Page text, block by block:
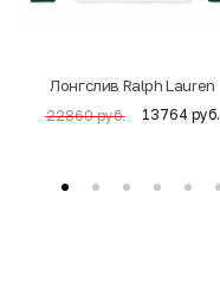
Лонгслив Ralph Lauren
22860 руб. 13764 руб.